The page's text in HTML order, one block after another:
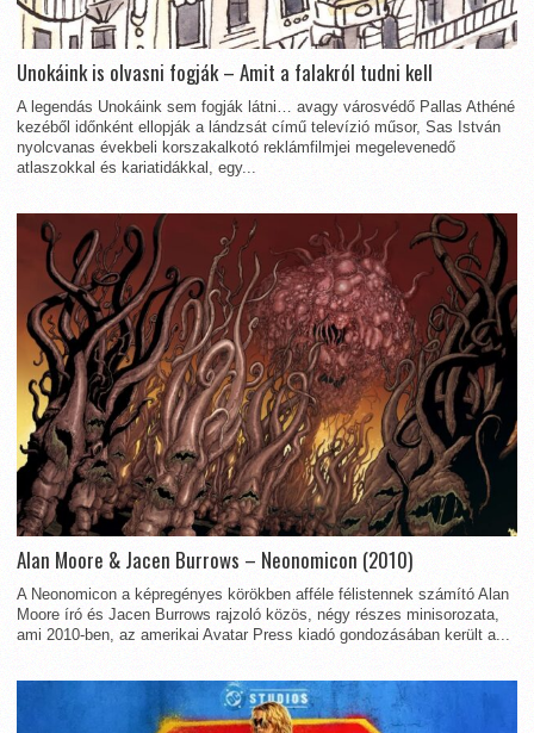
Unokáink is olvasni fogják – Amit a falakról tudni kell
A legendás Unokáink sem fogják látni… avagy városvédő Pallas Athéné
kezéből időnként ellopják a lándzsát című televízió műsor, Sas István
nyolcvanas évekbeli korszakalkotó reklámfilmjei megelevenedő
atlaszokkal és kariatidákkal, egy...
Alan Moore & Jacen Burrows – Neonomicon (2010)
A Neonomicon a képregényes körökben afféle félistennek számító Alan
Moore író és Jacen Burrows rajzoló közös, négy részes minisorozata,
ami 2010-ben, az amerikai Avatar Press kiadó gondozásában került a...